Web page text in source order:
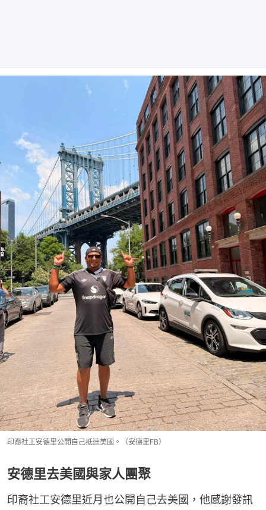
印裔社工安德里公開自己抵達美國。（安德里FB）
安德里去美國與家人團聚
印裔社工安德里近月也公開自己去美國，他感謝發訊